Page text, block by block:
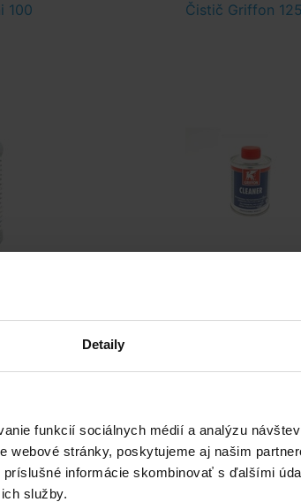
Detaily
funkcií sociálnych médií a analýzu
webové stránky, poskytujeme aj našim
informácie skombinovať s ďalšími
služby.
100 Čistič Griffon
7,92 EUR
- 50mm